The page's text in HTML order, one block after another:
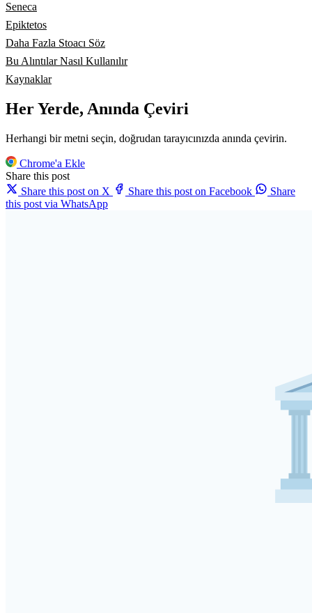
Seneca
Epiktetos
Daha Fazla Stoacı Söz
Bu Alıntılar Nasıl Kullanılır
Kaynaklar
Her Yerde, Anında Çeviri
Herhangi bir metni seçin, doğrudan tarayıcınızda anında çevirin.
Chrome'a Ekle
Share this post
Share this post on X
Share this post on Facebook
Share
this post via WhatsApp